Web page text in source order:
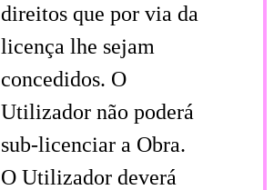
direitos que por via da
licença lhe sejam
concedidos. O
Utilizador não poderá
sub-licenciar a Obra.
O Utilizador deverá